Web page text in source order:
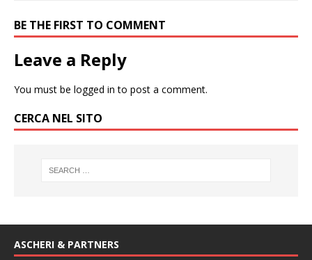
BE THE FIRST TO COMMENT
Leave a Reply
You must be logged in to post a comment.
CERCA NEL SITO
ASCHERI & PARTNERS